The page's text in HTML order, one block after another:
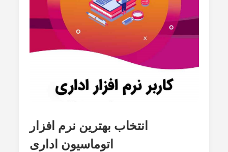
انتخاب بهترین نرم افزار
اتوماسیون اداری